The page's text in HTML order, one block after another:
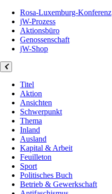
Rosa-Luxemburg-Konferenz
jW-Prozess
Aktionsbüro
Genossenschaft
jW-Shop
Titel
Aktion
Ansichten
Schwerpunkt
Thema
Inland
Ausland
Kapital & Arbeit
Feuilleton
Sport
Politisches Buch
Betrieb & Gewerkschaft